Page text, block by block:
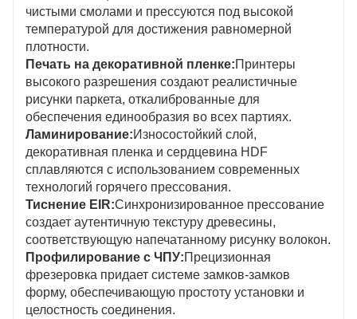
чистыми смолами и прессуются под высокой
температурой для достижения равномерной
плотности.
Печать на декоративной пленке:Принтеры
высокого разрешения создают реалистичные
рисунки паркета, откалиброванные для
обеспечения единообразия во всех партиях.
Ламинирование:Износостойкий слой,
декоративная пленка и сердцевина HDF
сплавляются с использованием современных
технологий горячего прессования.
Тиснение EIR:Синхронизированное прессование
создает аутентичную текстуру древесины,
соответствующую напечатанному рисунку волокон.
Профилирование с ЧПУ:Прецизионная
фрезеровка придает системе замков-замков
форму, обеспечивающую простоту установки и
целостность соединения.